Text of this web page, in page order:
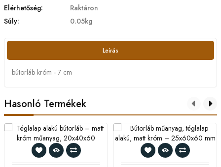
Elérhetőség:
Raktáron
Súly:
0.05kg
Leírás
bútorláb króm - 7 cm
Hasonló Termékek